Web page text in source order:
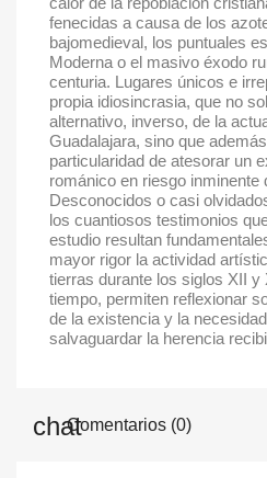
fenecidas a causa de los
bajomedieval, los puntuales
Moderna o el masivo éxodo
centuria. Lugares únicos e
propia idiosincrasia, que no
alternativo, inverso, de la
Guadalajara, sino que
particularidad de atesorar un
románico en riesgo inminente
Desconocidos o casi
los cuantiosos testimonios
estudio resultan
mayor rigor la actividad
tierras durante los siglos XII y
tiempo, permiten reflexionar
de la existencia y la
salvaguardar la herencia
Comentarios (0)
Cancel